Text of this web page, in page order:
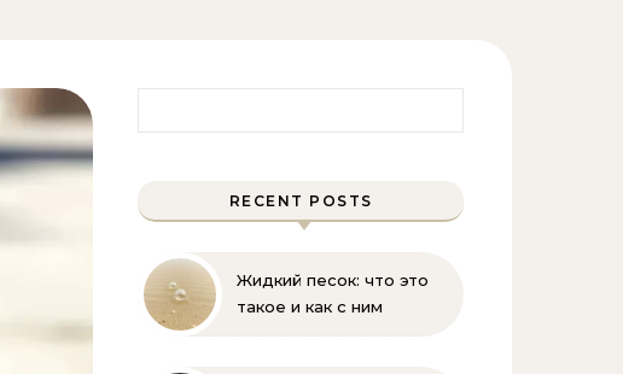
RECENT POSTS
Жидкий песок: что это
такое и как с ним